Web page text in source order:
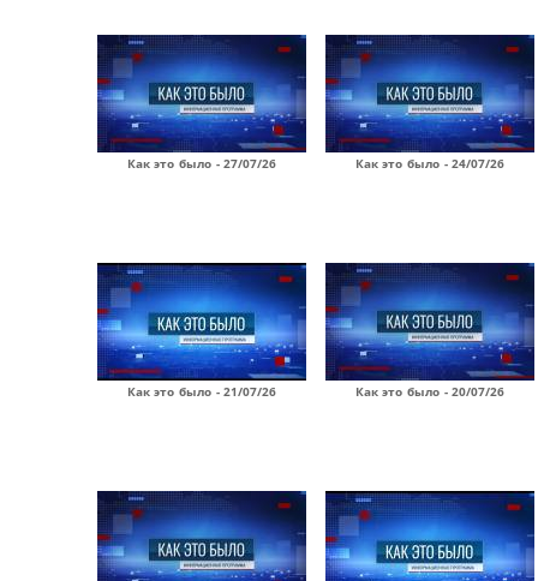
Как это было - 27/07/26 Как это было - 24/07/26
Как это было - 21/07/26 Как это было - 20/07/26